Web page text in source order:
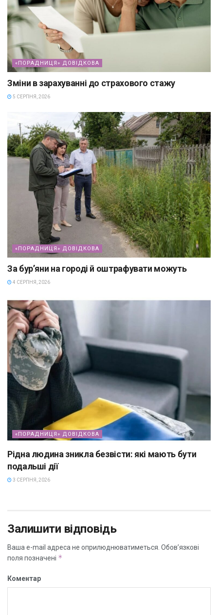
«ПОРАДНИЦЯ» ДОВІДКОВА
Зміни в зарахуванні до страхового стажу
5 СЕРПНЯ, 2026
«ПОРАДНИЦЯ» ДОВІДКОВА
За бур’яни на городі й оштрафувати можуть
4 СЕРПНЯ, 2026
«ПОРАДНИЦЯ» ДОВІДКОВА
Рідна людина зникла безвісти: які мають бути
подальші дії
3 СЕРПНЯ, 2026
Залишити відповідь
Ваша e-mail адреса не оприлюднюватиметься. Обов’язкові
поля позначені *
Коментар